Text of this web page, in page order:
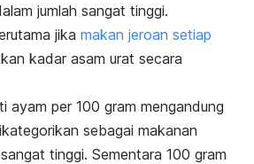
jumlah sangat tinggi.
jika makan jeroan setiap
kadar asam urat secara
ayam per 100 gram mengandung
sebagai makanan
tinggi. Sementara 100 gram